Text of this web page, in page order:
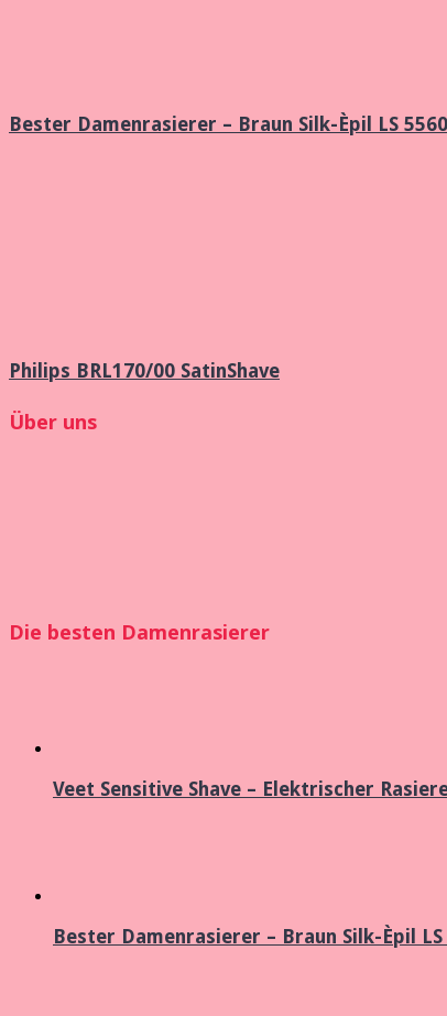
Bester Damenrasierer – Braun Silk-Èpil LS 5560
Philips BRL170/00 SatinShave
Über uns
Die besten Damenrasierer
Veet Sensitive Shave – Elektrischer
Bester Damenrasierer – Braun Silk-Èpil LS